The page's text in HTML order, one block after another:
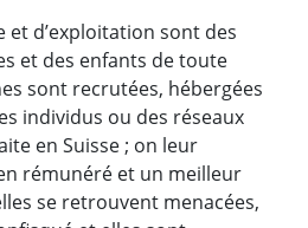
et d’exploitation sont des
et des enfants de toute
sont recrutées, hébergées
individus ou des réseaux
en Suisse ; on leur
rémunéré et un meilleur
se retrouvent menacées,